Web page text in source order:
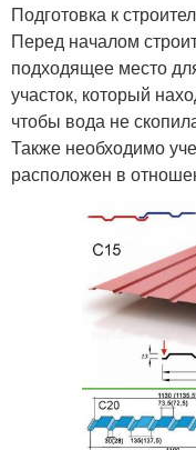
Подготовка к
Перед началом
подходящее место
участок, который
чтобы вода не
Также необходимо
расположен в